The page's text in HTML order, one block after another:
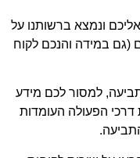
ונמצא ברשותנו על
(גם במידה והנכם לקוח
תביעה, למסור לכם מידע
דרכי הפעולה העומדות